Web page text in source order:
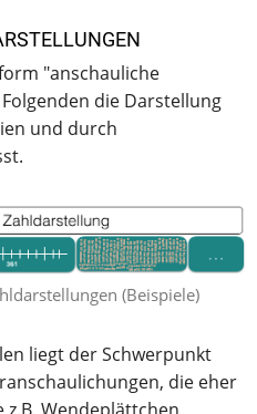
"anschauliche
die Darstellung
und durch
(Beispiele)
liegt der Schwerpunkt
die eher